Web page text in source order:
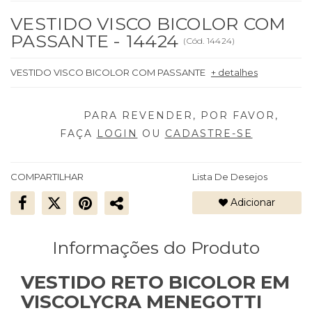
VESTIDO VISCO BICOLOR COM
PASSANTE - 14424 (Cód. 14424)
VESTIDO VISCO BICOLOR COM PASSANTE + detalhes
FAÇA LOGIN OU CADASTRE-SE
COMPARTILHAR Lista De Desejos
Adicionar
Informações do Produto
VESTIDO RETO BICOLOR EM
VISCOLYCRA MENEGOTTI